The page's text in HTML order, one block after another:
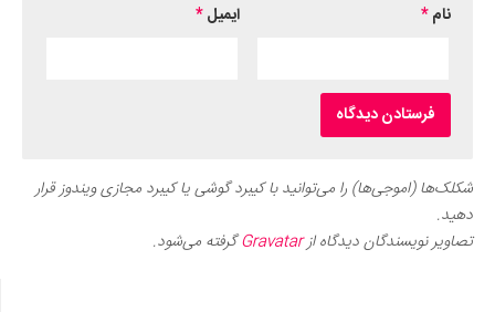
نام* ایمیل*
شکلک‌ها (اموجی‌ها) را می‌توانید با کیبرد گوشی یا کیبرد مجازی ویندوز قرار
دهید.
تصاویر نویسندگان دیدگاه ازGravatarگرفته می‌شود.